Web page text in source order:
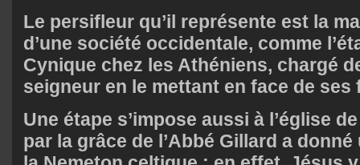
Le persifleur qu’il représente est la
d’une société occidentale, comme
Cynique chez les Athéniens, chargé
seigneur en le mettant en face de ses
Une étape s’impose aussi à l’église
par la grâce de l’Abbé Gillard a